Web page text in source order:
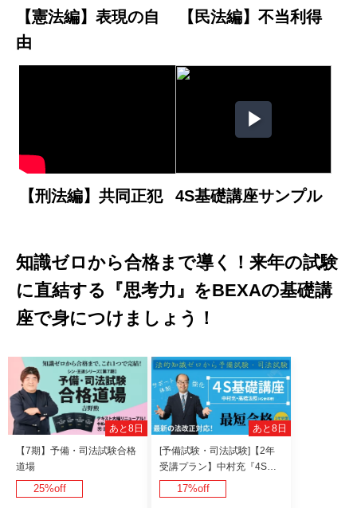
【憲法編】表現の自
由
【民法編】不当利得
【刑法編】共同正犯 4S基礎講座サンプル
知識ゼロから合格まで導く！来年の試験
に直結する『思考力』をBEXAの基礎講
座で身につけましょう！
【7期】予備・司法試験合格
道場
25%off
あと8日
[予備試験・司法試験]【2年
受講プラン】中村充『4S基
礎講座』
17%off
あと8日